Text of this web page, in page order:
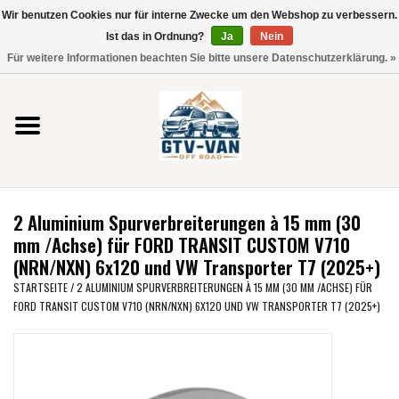
Verwende
die
nach
oben
und
unten,
verfügbare
Ergebnis
auszuwählen.
Drücke
die
Vito / V-Klasse 447
Viano /Vito 639
VW T7 2025
VW T6
2 Aluminium Spurverbreiterungen à 15 mm (30
mm /Achse) für FORD TRANSIT CUSTOM V710
(NRN/NXN) 6x120 und VW Transporter T7 (2025+)
STARTSEITE/2 ALUMINIUM SPURVERBREITERUNGEN À 15 MM (30 MM /ACHSE) FÜR
FORD TRANSIT CUSTOM V710 (NRN/NXN) 6X120 UND VW TRANSPORTER T7 (2025+)
Wir benutzen Cookies nur für interne Zwecke um den Webshop zu verbessern.
Ist das in Ordnung?
Ja
Nein
Für weitere Informationen beachten Sie bitte unsere Datenschutzerklärung. »